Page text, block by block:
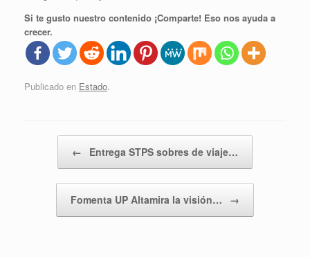
Si te gusto nuestro contenido ¡Comparte! Eso nos ayuda a
crecer.
Publicado en Estado.
← Entrega STPS sobres de viaje…
Fomenta UP Altamira la visión… →